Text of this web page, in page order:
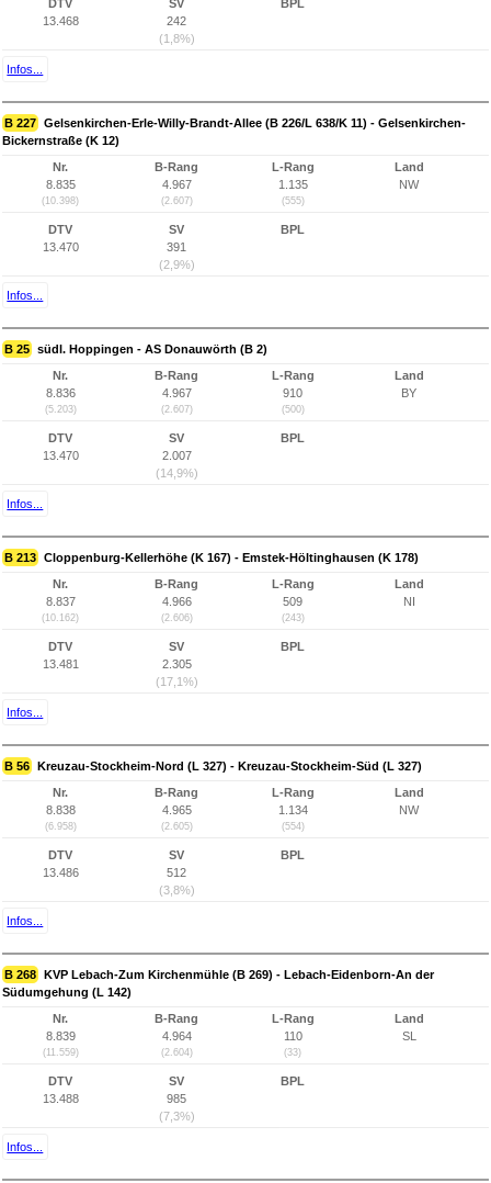
DTV
13.468
SV
242
(1,8%)
BPL
Infos...
B 227 Gelsenkirchen-Erle-Willy-Brandt-Allee (B 226/L 638/K 11) - Gelsenkirchen-
Bickernstraße (K 12)
Nr.
8.835
(10.398)
B-Rang
4.967
(2.607)
L-Rang
1.135
(555)
Land
NW
DTV
13.470
SV
391
(2,9%)
BPL
Infos...
B 25 südl. Hoppingen - AS Donauwörth (B 2)
Nr.
8.836
(5.203)
B-Rang
4.967
(2.607)
L-Rang
910
(500)
Land
BY
DTV
13.470
SV
2.007
(14,9%)
BPL
Infos...
B 213 Cloppenburg-Kellerhöhe (K 167) - Emstek-Höltinghausen (K 178)
Nr.
8.837
(10.162)
B-Rang
4.966
(2.606)
L-Rang
509
(243)
Land
NI
DTV
13.481
SV
2.305
(17,1%)
BPL
Infos...
B 56 Kreuzau-Stockheim-Nord (L 327) - Kreuzau-Stockheim-Süd (L 327)
Nr.
8.838
(6.958)
B-Rang
4.965
(2.605)
L-Rang
1.134
(554)
Land
NW
DTV
13.486
SV
512
(3,8%)
BPL
Infos...
B 268 KVP Lebach-Zum Kirchenmühle (B 269) - Lebach-Eidenborn-An der
Südumgehung (L 142)
Nr.
8.839
(11.559)
B-Rang
4.964
(2.604)
L-Rang
110
(33)
Land
SL
DTV
13.488
SV
985
(7,3%)
BPL
Infos...